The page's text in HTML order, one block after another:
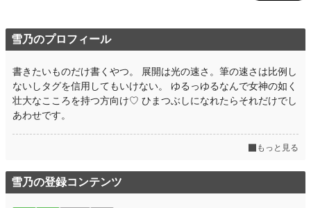
雪乃のプロフィール
書きたいものだけ書くやつ。 展開は光の速さ。筆の速さは比例し
ないしタグを信用してもいけない。 ゆるっゆるなんで女神の如く
壮大なこころを持つ方向け♡ ひまつぶしになれたらそれだけでし
あわせです。
もっと見る
雪乃の登録コンテンツ